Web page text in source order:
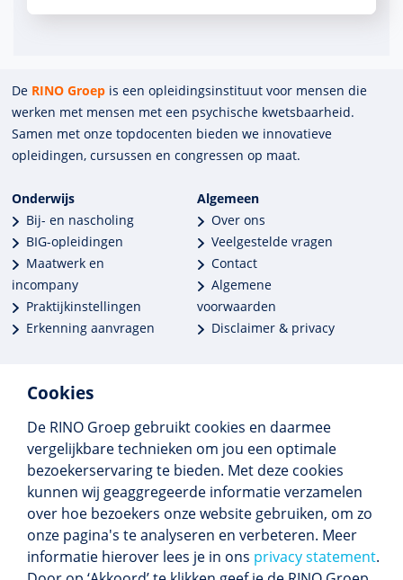
Cookies
De RINO Groep gebruikt cookies en daarmee
vergelijkbare technieken om jou een optimale
bezoekerservaring te bieden. Met deze cookies
kunnen wij geaggregeerde informatie verzamelen
over hoe bezoekers onze website gebruiken, om zo
onze pagina's te analyseren en verbeteren. Meer
informatie hierover lees je in ons privacy statement.
De RINO Groep is een opleidings­insti­tuut voor mensen die
werken met mensen met een psychische kwets­baar­heid.
Samen met onze top­docenten bieden we innova­tieve
opleidingen, cursussen en congres­sen op maat.
Onderwijs
Bij- en nascholing
BIG-opleidingen
Maatwerk en
incompany
Praktijkinstellingen
Erkenning aanvragen
Algemeen
Over ons
Veelgestelde vragen
Contact
Algemene
voorwaarden
Disclaimer & privacy
Meer dan 250 opleidingen
Alle BIG-opleidingen in huis
Cedeo-erkend en CRKBO-geregistreerd
Gemiddelde beoordeling 8,4